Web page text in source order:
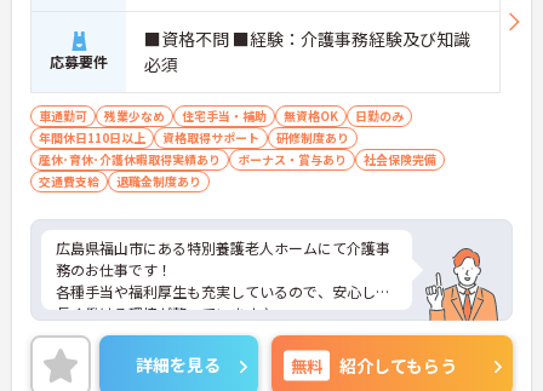
応募要件
■資格不問 ■経験：介護事務経験及び知識
必須
車通勤可 残業少なめ 住宅手当・補助 無資格OK
日勤のみ
年間休日110日以上
資格取得サポート
研修制度あり
産休･育休･介護休暇取得実績あり
ボーナス・賞与あり
社会保険完備
交通費支給
退職金制度あり
広島県福山市にある特別養護老人ホームにて介護事
務のお仕事です！
各種手当や福利厚生も充実しているので、安心して
長く働ける環境が整っています♪
ご興味のある方には、面接対策ポイントなど、さら
に詳細をお話しいたしますのでお気軽にご相談くだ
さい！
詳細を見る 無料 紹介してもらう